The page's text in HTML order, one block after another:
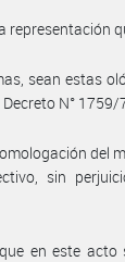
representación
sean estas
N° 1759/
del
sin
en este